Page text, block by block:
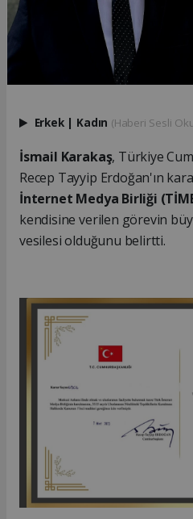
Erkek | Kadın (Haberi Sesli
İsmail Karakaş, Türkiye
Recep Tayyip Erdoğan'ın
İnternet Medya Birliği
kendisine verilen görevin
vesilesi olduğunu belirtti.